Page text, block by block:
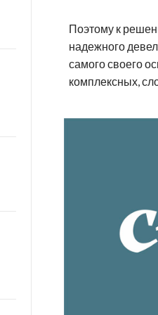
Поэтому к
надежного
самого своего
комплексных,